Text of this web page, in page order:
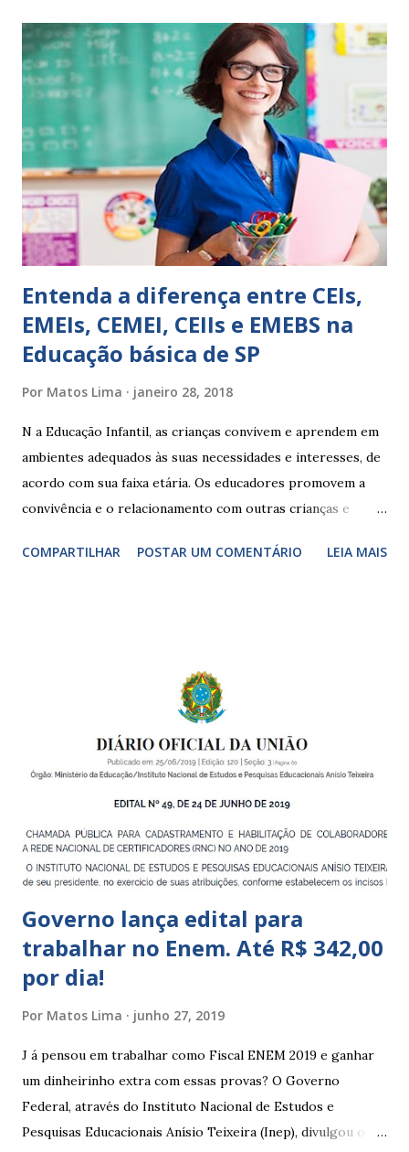
sempre as intervenções feitas para ações apresentadas,
isso ressalta trabalho. SUGESTÕES DE PALAVRAS E
EXPRESSÕES PARA USO EM RELATÓRIOS Você pensa Você
escreve O aluno não sabe O aluno não adquiriu os
conceitos, está em fase de aprendizado. Não tem limites
Apresenta dificuldades de auto-regulação, pois… É nervoso
Ainda não desenvolveu habilidades para convívio no
ambiente...
Entenda a diferença entre CEIs,
EMEIs, CEMEI, CEIIs e EMEBS na
Educação básica de SP
Por Matos Lima janeiro 28, 2018
N a Educação Infantil, as crianças convivem e aprendem em
ambientes adequados às suas necessidades e interesses, de
acordo com sua faixa etária. Os educadores promovem a
convivência e o relacionamento com outras crianças e
garantir o direito das crianças a uma educação integral e de
crianças de zero a 3 anos e 11 meses; – EMEIs - Escolas
Municipais de Educação Infantil, que atendem crianças de 4
a 5 anos e 11 meses; – CEMEI - Centro Municipal de
Educação Infantil, que recebe crianças de zero a 5 anos e 11
Indígena, e trabalham com cri...
COMPARTILHAR POSTAR UM COMENTÁRIO LEIA MAIS
Governo lança edital para
trabalhar no Enem. Até R$ 342,00
por dia!
Por Matos Lima junho 27, 2019
J á pensou em trabalhar como Fiscal ENEM 2019 e ganhar
um dinheirinho extra com essas provas? O Governo
Federal, através do Instituto Nacional de Estudos e
Pesquisas Educacionais Anísio Teixeira (Inep), divulgou o